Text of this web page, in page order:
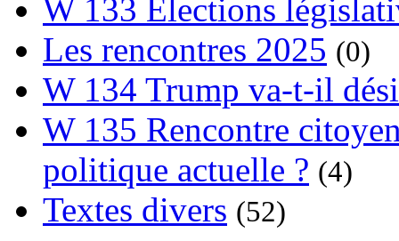
W 133 Élections
Les rencontres 2025 (0)
W 134 Trump va-t-il
W 135 Rencontre
politique actuelle ? (4)
Textes divers (52)